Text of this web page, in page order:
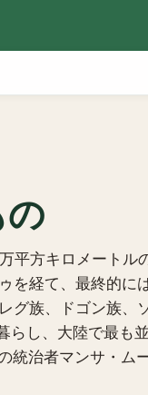
平方キロメートル
を経て、最終的に
グ族、ドゴン族、
らし、大陸で最も
統治者マンサ・ム